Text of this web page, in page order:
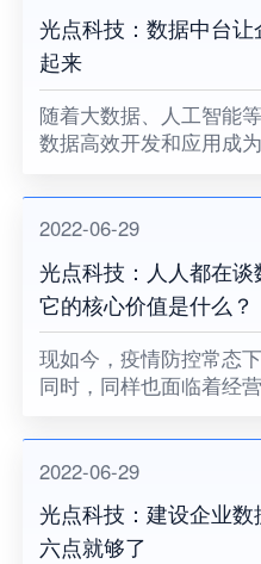
光点科技：数据中台
起来
随着大数据、人工智能
数据高效开发和应用成
2022-06-29
光点科技：人人都在
它的核心价值是什么？
现如今，疫情防控常态
同时，同样也面临着经
2022-06-29
光点科技：建设企业
六点就够了